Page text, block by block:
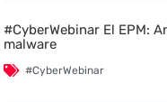
#CyberWebinar El EPM:
malware
#CyberWebinar